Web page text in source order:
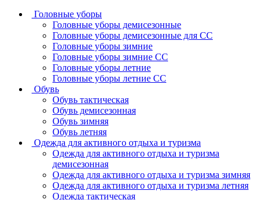
Головные уборы
Головные уборы демисезонные
Головные уборы демисезонные для СС
Головные уборы зимние
Головные уборы зимние СС
Головные уборы летние
Головные уборы летние СС
Обувь
Обувь тактическая
Обувь демисезонная
Обувь зимняя
Обувь летняя
Одежда для активного отдыха и туризма
Одежда для активного отдыха и туризма
демисезонная
Одежда для активного отдыха и туризма зимняя
Одежда для активного отдыха и туризма летняя
Одежда тактическая